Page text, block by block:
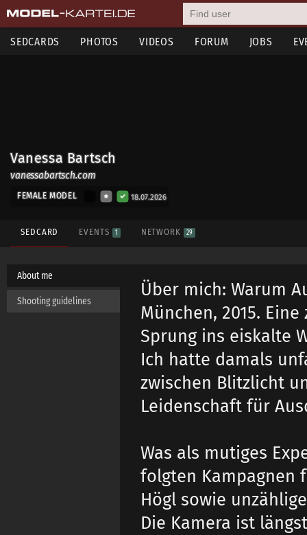
SEDCARDS PHOTOS VIDEOS FORUM JOBS
Vanessa Bartsch
vanessabartsch.com
FEMALE MODEL 18.07.2026
SEDCARD EVENTS 1 NETWORK 29
About me
Shooting guidelines
Über mich: Warum
München, 2015.
Sprung ins eiskalte
Ich hatte damals
zwischen Blitzlicht
Leidenschaft für
Was als mutiges
folgten Kampagnen
Högl sowie
Die Kamera ist